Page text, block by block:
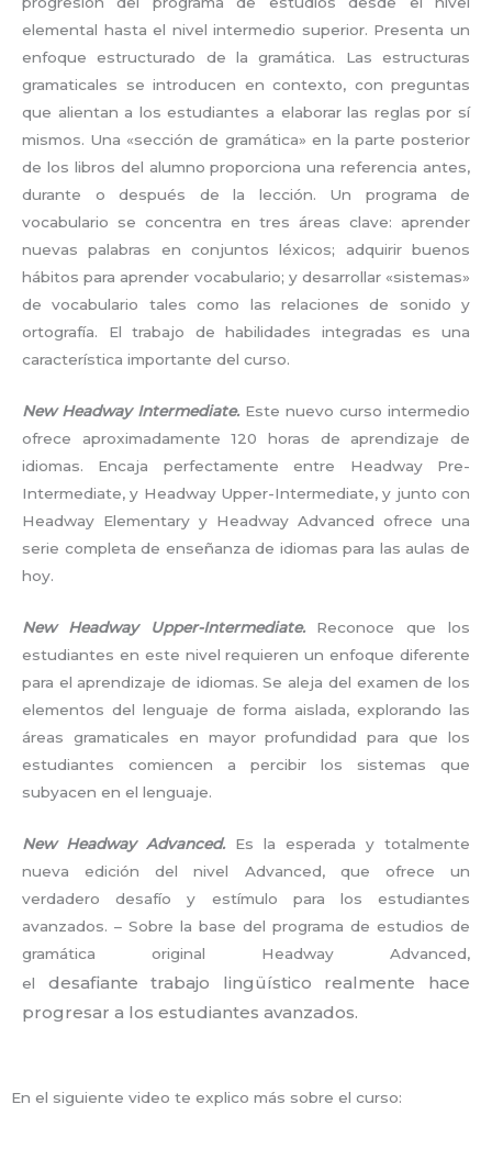
elemental hasta el nivel intermedio superior. Presenta un
enfoque estructurado de la gramática. Las estructuras
gramaticales se introducen en contexto, con preguntas
que alientan a los estudiantes a elaborar las reglas por sí
mismos. Una «sección de gramática» en la parte posterior
de los libros del alumno proporciona una referencia antes,
durante o después de la lección. Un programa de
vocabulario se concentra en tres áreas clave: aprender
nuevas palabras en conjuntos léxicos; adquirir buenos
hábitos para aprender vocabulario; y desarrollar «sistemas»
de vocabulario tales como las relaciones de sonido y
ortografía. El trabajo de habilidades integradas es una
característica importante del curso.
New Headway Intermediate.Este nuevo curso intermedio
ofrece aproximadamente 120 horas de aprendizaje de
idiomas. Encaja perfectamente entre Headway Pre-
Intermediate, y Headway Upper-Intermediate, y junto con
Headway Elementary y Headway Advanced ofrece una
serie completa de enseñanza de idiomas para las aulas de
hoy.
New Headway Upper-Intermediate.Reconoce que los
estudiantes en este nivel requieren un enfoque diferente
para el aprendizaje de idiomas. Se aleja del examen de los
elementos del lenguaje de forma aislada, explorando las
áreas gramaticales en mayor profundidad para que los
estudiantes comiencen a percibir los sistemas que
subyacen en el lenguaje.
New Headway Advanced. Es la esperada y totalmente
nueva edición del nivel Advanced, que ofrece un
verdadero desafío y estímulo para los estudiantes
avanzados. – Sobre la base del programa de estudios de
gramática original Headway Advanced,
el desafiante
trabajo lingüístico realmente hace
progresar a los estudiantes avanzados.
En el siguiente video te explico más sobre el curso: